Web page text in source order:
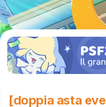
[doppia asta